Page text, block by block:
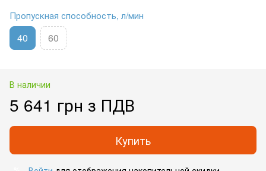
Пропускная способность, л/мин
40 60
В наличии
5 641 грн з ПДВ
Купить